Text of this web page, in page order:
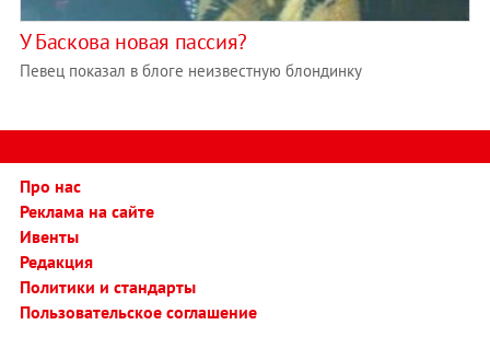
У Баскова новая пассия?
Певец показал в блоге неизвестную блондинку
Про нас
Реклама на сайте
Ивенты
Редакция
Политики и стандарты
Пользовательское соглашение